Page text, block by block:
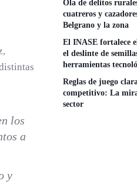
los
a
y
Ola de delitos
cuatreros y
Belgrano y la zona
El INASE fortalece
el deslinte de
herramientas
Reglas de juego
competitivo: La
sector